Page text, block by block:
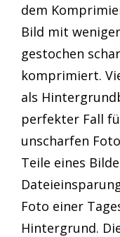
dem
Bild mit
gestochen
komprimiert.
als
perfekter Fall
unscharfen
Teile eines
Foto einer
Hintergrund.